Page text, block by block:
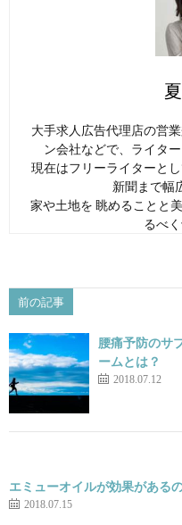
大手求人広告代理店の営
ン会社などで、ライタ
現在はフリーライターと
新聞まで幅
家や土地を 眺めることと
るべ
前の記事
腰痛予防のサ
ームとは？
2018.07.12
エミューオイルが効果がある
2018.07.15